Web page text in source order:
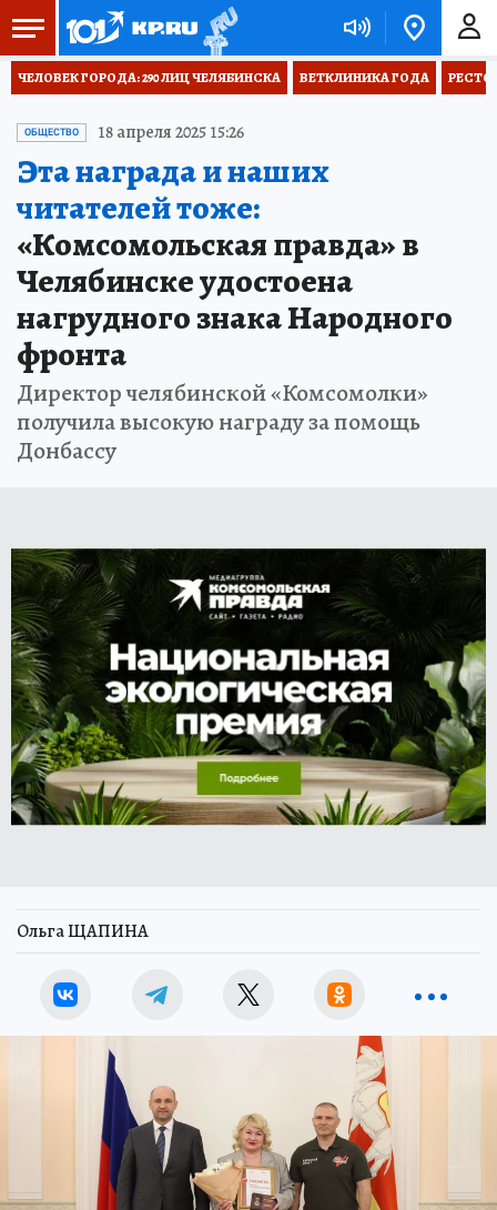
ЧЕЛОВЕК ГОРОДА: 290 ЛИЦ ЧЕЛЯБИНСКА ВЕТКЛИНИКА ГОДА
ОБЩЕСТВО 18 апреля 2025 15:26
Эта награда и наших
читателей тоже:
«Комсомольская правда» в
Челябинске удостоена
нагрудного знака Народного
фронта
Директор челябинской «Комсомолки»
получила высокую награду за помощь
Донбассу
Ольга ЩАПИНА